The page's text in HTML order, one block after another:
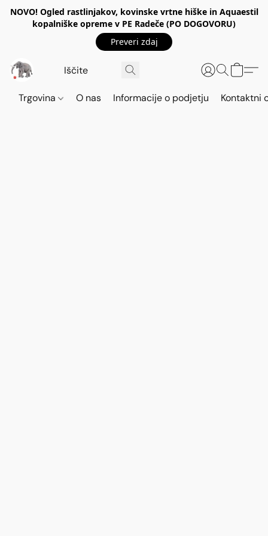
NOVO! Ogled rastlinjakov, kovinske vrtne hiške in Aquaestil
kopalniške opreme v PE Radeče (PO DOGOVORU)
Preveri zdaj
Trgovina O nas Informacije o podjetju Kontaktni